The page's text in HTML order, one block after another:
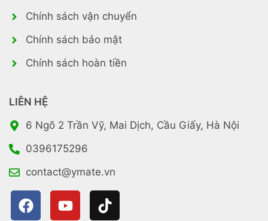
Chính sách vận chuyển
Chính sách bảo mật
Chính sách hoàn tiền
LIÊN HỆ
6 Ngõ 2 Trần Vỹ, Mai Dịch, Cầu Giấy, Hà Nội
0396175296
contact@ymate.vn